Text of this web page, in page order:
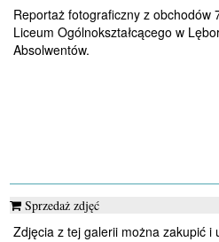
Reportaż fotograficzny z obchodów
Liceum Ogólnokształcącego w
Absolwentów.
Sprzedaż zdjęć
Zdjęcia z tej galerii można zakupić i